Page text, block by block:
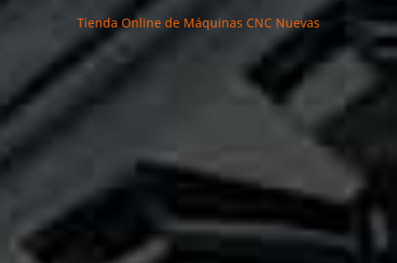
Tienda Online de Máquinas CNC Nuevas